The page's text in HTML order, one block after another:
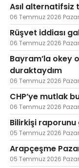
Asıl alternatifsiz
06 Temmuz 2026
Rüşvet iddiası
06 Temmuz 2026
Bayram’la okey
duraktaydım
06 Temmuz 2026
CHP’ye mutlak
06 Temmuz 2026
Bilirkişi raporunu
05 Temmuz 2026 Pazar
Arapçeşme
05 Temmuz 2026 Pazar